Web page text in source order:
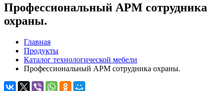
Профессиональный АРМ сотрудника
охраны.
Главная
Продукты
Каталог технологической мебели
Профессиональный АРМ сотрудника охраны.